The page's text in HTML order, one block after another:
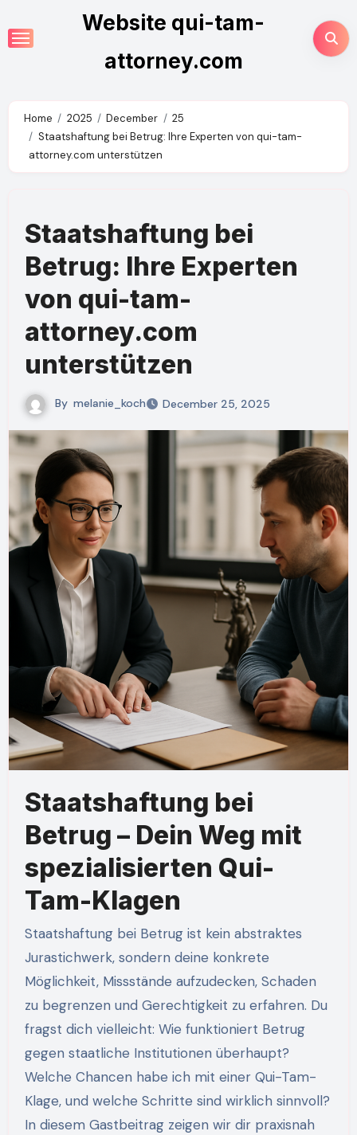
to
Website qui-tam-
attorney.com
Home 2025 December
25
Staatshaftung bei Betrug: Ihre Experten von qui-tam-
attorney.com unterstützen
Staatshaftung bei
Betrug: Ihre Experten
von qui-tam-
attorney.com
unterstützen
By melanie_koch December 25, 2025
Staatshaftung bei
Betrug – Dein Weg mit
spezialisierten Qui-
Tam-Klagen
Staatshaftung bei Betrug ist kein abstraktes
Jurastichwerk, sondern deine konkrete
Möglichkeit, Missstände aufzudecken, Schaden
zu begrenzen und Gerechtigkeit zu erfahren. Du
fragst dich vielleicht: Wie funktioniert Betrug
gegen staatliche Institutionen überhaupt?
Welche Chancen habe ich mit einer Qui-Tam-
Klage, und welche Schritte sind wirklich sinnvoll?
In diesem Gastbeitrag zeigen wir dir praxisnah